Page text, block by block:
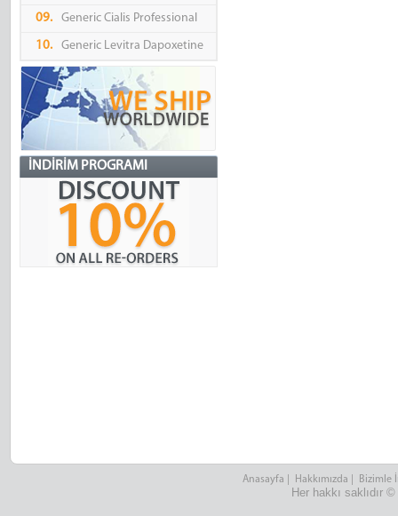
09. Generic Cialis Professional
10. Generic Levitra Dapoxetine
İNDIRIM PROGRAMI
Anasayfa Hakkımızda Bizimle
Her hakkı saklıdır